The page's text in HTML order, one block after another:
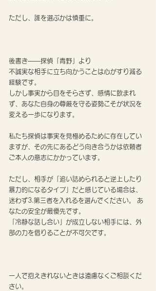
ただし、誰を選ぶかは慎重に。
後書き——探偵「青野」より
不誠実な相手に立ち向かうことは心がすり減る
経験です。
しかし事実から目をそらさず、感情に飲まれ
ず、あなた自身の尊厳を守る姿勢こそが状況を
変える一歩になります。
私たち探偵は事実を見極めるために存在してい
ますが、その先にあるどう向き合うかは依頼者
ご本人の意志にかかっています。
ただし、相手が「追い詰められると逆上したり
暴力的になるタイプ」だと感じている場合は、
迷わず3.第三者を入れるを選んでください。 あ
なたの安全が最優先です。
「冷静な話し合い」が成立しない相手には、外
部の力を借りることが不可欠です。
一人で抱えきれないときは遠慮なくご相談くだ
さい。